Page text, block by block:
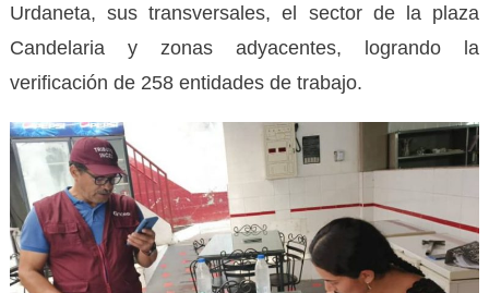
Urdaneta, sus transversales, el sector de la plaza
Candelaria y zonas adyacentes, logrando la
verificación de 258 entidades de trabajo.